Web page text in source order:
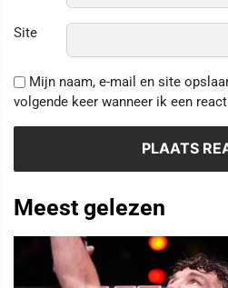
Site
Mijn naam, e-mail en site
volgende keer wanneer ik een
Meest gelezen